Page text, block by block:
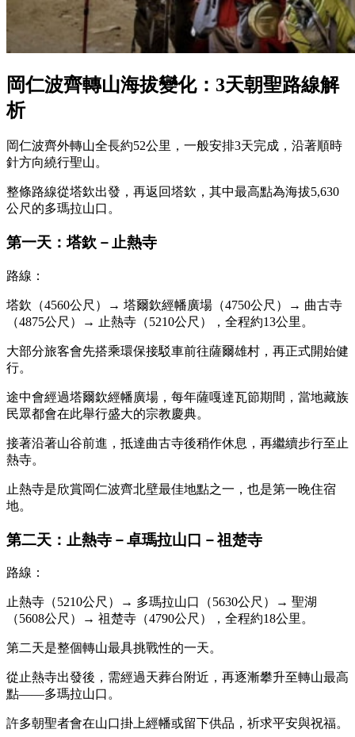
岡仁波齊轉山海拔變化：3天朝聖路線解
析
岡仁波齊外轉山全長約52公里，一般安排3天完成，沿著順時
針方向繞行聖山。
整條路線從塔欽出發，再返回塔欽，其中最高點為海拔5,630
公尺的多瑪拉山口。
第一天：塔欽－止熱寺
路線：
塔欽（4560公尺）→ 塔爾欽經幡廣場（4750公尺）→ 曲古寺
（4875公尺）→ 止熱寺（5210公尺），全程約13公里。
大部分旅客會先搭乘環保接駁車前往薩爾雄村，再正式開始健
行。
途中會經過塔爾欽經幡廣場，每年薩嘎達瓦節期間，當地藏族
民眾都會在此舉行盛大的宗教慶典。
接著沿著山谷前進，抵達曲古寺後稍作休息，再繼續步行至止
熱寺。
止熱寺是欣賞岡仁波齊北壁最佳地點之一，也是第一晚住宿
地。
第二天：止熱寺－卓瑪拉山口－祖楚寺
路線：
止熱寺（5210公尺）→ 多瑪拉山口（5630公尺）→ 聖湖
（5608公尺）→ 祖楚寺（4790公尺），全程約18公里。
第二天是整個轉山最具挑戰性的一天。
從止熱寺出發後，需經過天葬台附近，再逐漸攀升至轉山最高
點——多瑪拉山口。
許多朝聖者會在山口掛上經幡或留下供品，祈求平安與祝福。